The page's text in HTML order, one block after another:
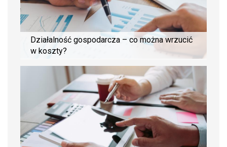
Działalność gospodarcza – co można wrzucić
w koszty?